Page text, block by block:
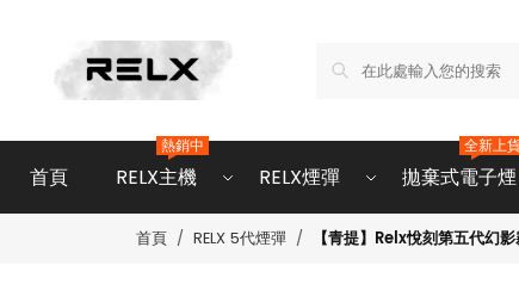
首頁 RELX主機
熱銷中
RELX煙彈 拋棄式電子煙
全新上
首頁 RELX 5代煙彈 【青提】Relx悅刻第五代幻